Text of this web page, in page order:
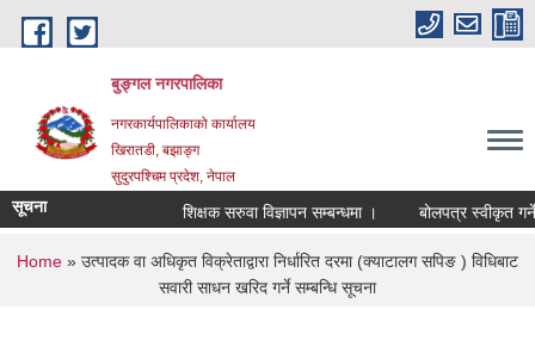
Skip to main content
बुङ्गल नगरपालिका
नगरकार्यपालिकाको कार्यालय
खिरातडी, बझाङ्ग
सुदुरपश्चिम प्रदेश, नेपाल
सूचना शिक्षक सरुवा विज्ञापन सम्बन्धमा । बोलपत्र स्वीकृत गर्ने
You are here
Home » उत्पादक वा अधिकृत विक्रेताद्वारा निर्धारित दरमा (क्याटालग सपिङ ) विधिबाट
सवारी साधन खरिद गर्ने सम्बन्धि सूचना